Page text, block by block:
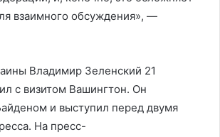
взаимного обсуждения», —
Владимир Зеленский 21
с визитом Вашингтон. Он
и выступил перед двумя
На пресс-